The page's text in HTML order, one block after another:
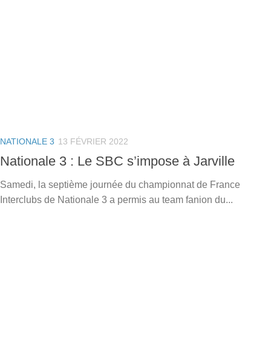
NATIONALE 3 13 FÉVRIER 2022
Nationale 3 : Le SBC s’impose à Jarville
Samedi, la septième journée du championnat de France
Interclubs de Nationale 3 a permis au team fanion du...